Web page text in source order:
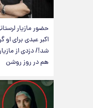
حضور مازیار
اکبر عبدی برای او
شد!/ دزدی از
هم در روز روشن